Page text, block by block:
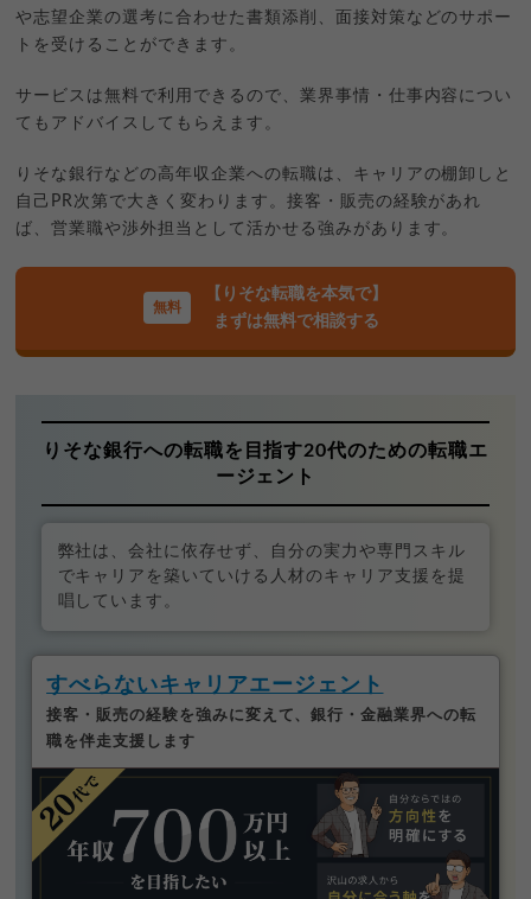
や志望企業の選考に合わせた書類添削、面接対策などのサポー
トを受けることができます。
サービスは無料で利用できるので、業界事情・仕事内容につい
てもアドバイスしてもらえます。
りそな銀行などの高年収企業への転職は、キャリアの棚卸しと
自己PR次第で大きく変わります。接客・販売の経験があれ
ば、営業職や渉外担当として活かせる強みがあります。
【りそな転職を本気で】
まずは無料で相談する
りそな銀行への転職を目指す20代のための転職エ
ージェント
弊社は、会社に依存せず、自分の実力や専門スキル
でキャリアを築いていける人材のキャリア支援を提
唱しています。
すべらないキャリアエージェント
接客・販売の経験を強みに変えて、銀行・金融業界への転
職を伴走支援します